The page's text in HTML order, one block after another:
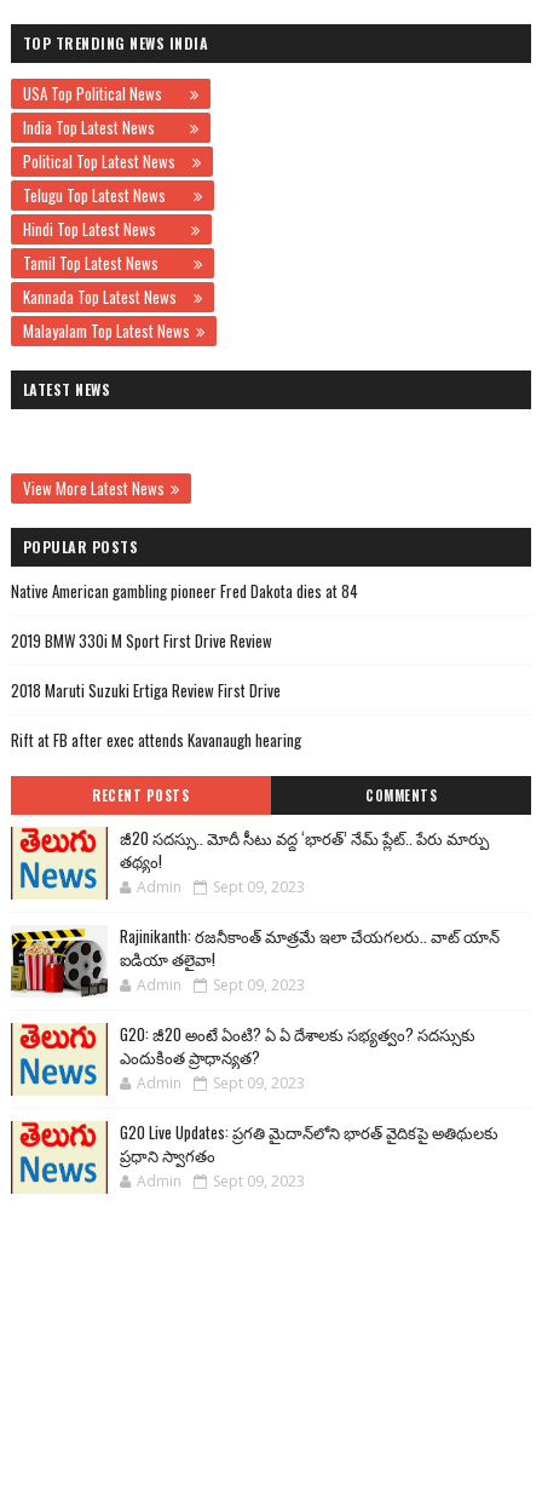
TOP TRENDING NEWS INDIA
USA Top Political News
India Top Latest News
Political Top Latest News
Telugu Top Latest News
Hindi Top Latest News
Tamil Top Latest News
Kannada Top Latest News
Malayalam Top Latest News
LATEST NEWS
View More Latest News
POPULAR POSTS
Native American gambling pioneer Fred Dakota dies at 84
2019 BMW 330i M Sport First Drive Review
2018 Maruti Suzuki Ertiga Review First Drive
Rift at FB after exec attends Kavanaugh hearing
RECENT POSTS COMMENTS
జీ20 సదస్సు.. మోదీ సీటు వద్ద ‘భారత్’ నేమ్ ప్లేట్‌.. పేరు మార్పు
తథ్యం!
Admin Sept 09, 2023
Rajinikanth: రజనీకాంత్ మాత్రమే ఇలా చేయగలరు.. వాట్ యాన్
ఐడియా తలైవా!
Admin Sept 09, 2023
G20: జీ20 అంటే ఏంటి? ఏ ఏ దేశాలకు సభ్యత్వం? సదస్సుకు
ఎందుకింత ప్రాధాన్యత?
Admin Sept 09, 2023
G20 Live Updates: ప్రగతి మైదాన్‌లోని భారత్ వైదికపై అతిథులకు
ప్రధాని స్వాగతం
Admin Sept 09, 2023